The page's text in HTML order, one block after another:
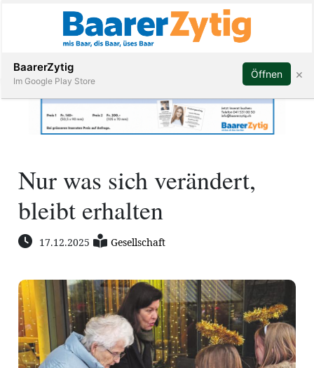
Veranstaltungen
Stellen
Abonnieren
Nur was sich verändert,
bleibt erhalten
17.12.2025 Gesellschaft
BaarerZytig
Im Google Play Store
Öffnen ×